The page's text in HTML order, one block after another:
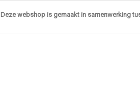
Deze webshop is gemaakt in samenwerking